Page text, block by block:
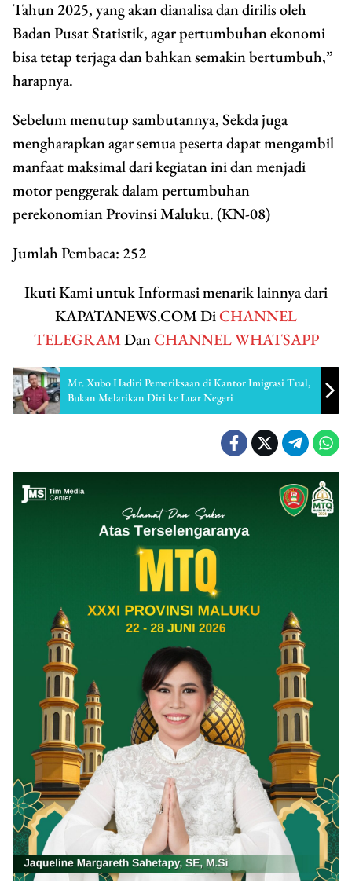
Tahun 2025, yang akan dianalisa dan dirilis oleh
Badan Pusat Statistik, agar pertumbuhan ekonomi
bisa tetap terjaga dan bahkan semakin bertumbuh,”
harapnya.
Sebelum menutup sambutannya, Sekda juga
mengharapkan agar semua peserta dapat mengambil
manfaat maksimal dari kegiatan ini dan menjadi
motor penggerak dalam pertumbuhan
perekonomian Provinsi Maluku. (KN-08)
Jumlah Pembaca: 252
Ikuti Kami untuk Informasi menarik lainnya dari
KAPATANEWS.COM DiCHANNEL
TELEGRAMDanCHANNEL WHATSAPP
Mr. Xubo Hadiri Pemeriksaan di Kantor Imigrasi Tual,
Bukan Melarikan Diri ke Luar Negeri